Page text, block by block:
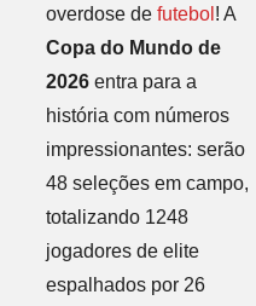
overdose de futebol ! A
Copa do Mundo de
2026entra para a
história com números
impressionantes: serão
48 seleções em campo,
totalizando 1248
jogadores de elite
espalhados por 26